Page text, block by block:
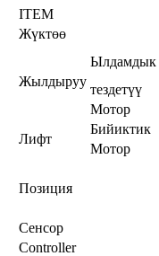
ITEM
Жүктөө
Жылдыруу
Ылдамдык
тездетүү
Мотор
Лифт
Бийиктик
Мотор
Позиция
Сенсор
Controller